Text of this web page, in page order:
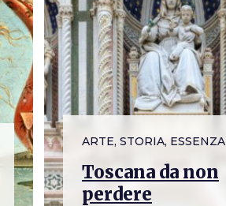
ARTE, STORIA, ESSENZA
Toscana da non
perdere